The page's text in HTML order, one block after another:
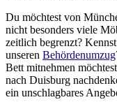
Du möchtest von
nicht besonders viele
zeitlich begrenzt?
unseren Behördenumzug
Bett mitnehmen
nach Duisburg
ein unschlagbares